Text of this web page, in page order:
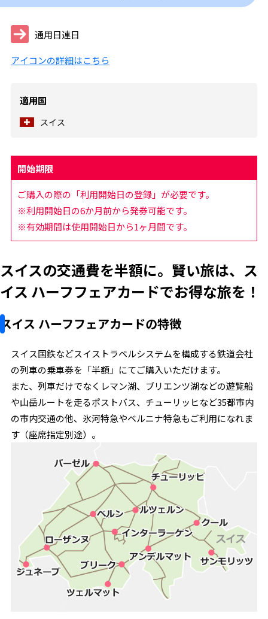
通用日連日
アイコンの詳細はこちら
適用国
スイス
開始期限
ご購入の際の「利用開始日の登録」が必要です。
※利用開始日の6か月前から発券可能です。
※有効期間は使用開始日から1ヶ月間です。
スイスの交通費を半額に。賢い旅は、ス
イス ハーフフェアカードでお得な旅を！
スイス ハーフフェアカードの特徴
スイス国鉄などスイストラベルシステムを構成する鉄道会社
の列車の乗車券を「半額」にてご購入いただけます。
また、列車だけでなくレマン湖、ブリエンツ湖などの遊覧船
や山岳ルートを走るポストバス、チューリッヒなど35都市内
の市内交通の他、氷河特急やベルニナ特急もご利用になれま
す（座席指定別途）。